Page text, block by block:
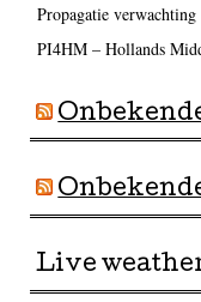
Propagatie verwachting
PI4HM – Hollands
Live